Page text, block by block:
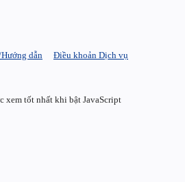
dẫn
Điều khoản Dịch vụ
xem tốt nhất khi bật JavaScript